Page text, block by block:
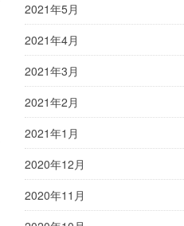
2021年5月
2021年4月
2021年3月
2021年2月
2021年1月
2020年12月
2020年11月